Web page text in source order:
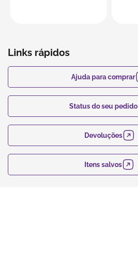
Links rápidos
Ajuda para comprar
Status do seu pedido
Devoluções
Itens salvos